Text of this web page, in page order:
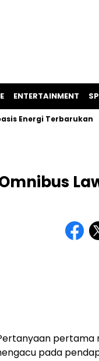
ENTERTAINMENT
Energi Terbarukan
pertama
pada